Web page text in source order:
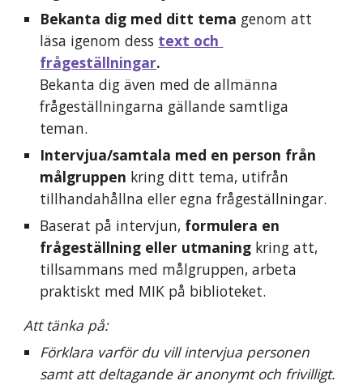
Bekanta dig med ditt tema genom att
läsa igenom dess text och
frågeställningar.
Bekanta dig även med de allmänna
frågeställningarna gällande samtliga
teman.
Intervjua/samtala med en person från
målgruppen kring ditt tema, utifrån
tillhandahållna eller egna frågeställningar.
Baserat på intervjun, formulera en
frågeställning eller utmaning kring att,
tillsammans med målgruppen, arbeta
praktiskt med MIK på biblioteket.
Att tänka på:
Förklara varför du vill intervjua personen
samt att deltagande är anonymt och frivilligt.